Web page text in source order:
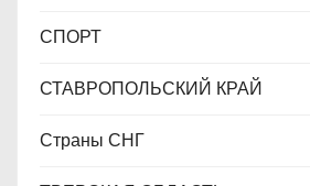
СПОРТ
СТАВРОПОЛЬСКИЙ КРАЙ
Страны СНГ